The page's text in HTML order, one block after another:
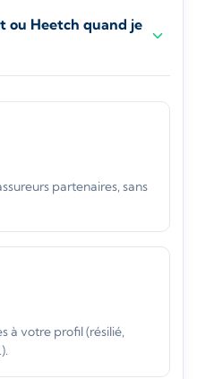
ou Heetch quand je
partenaires, sans
à votre profil (résilié,